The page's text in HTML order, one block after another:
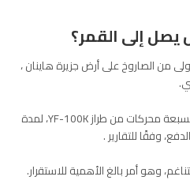
إلى القمر؟
من الصاروخ على أرض جزيرة هاينان ،
وقد أشعلت هذه المرحلة، المجهزة بسبعة محركات من طراز YF-100K، لمدة
وهو أمر بالغ الأهمية للاستقرار.